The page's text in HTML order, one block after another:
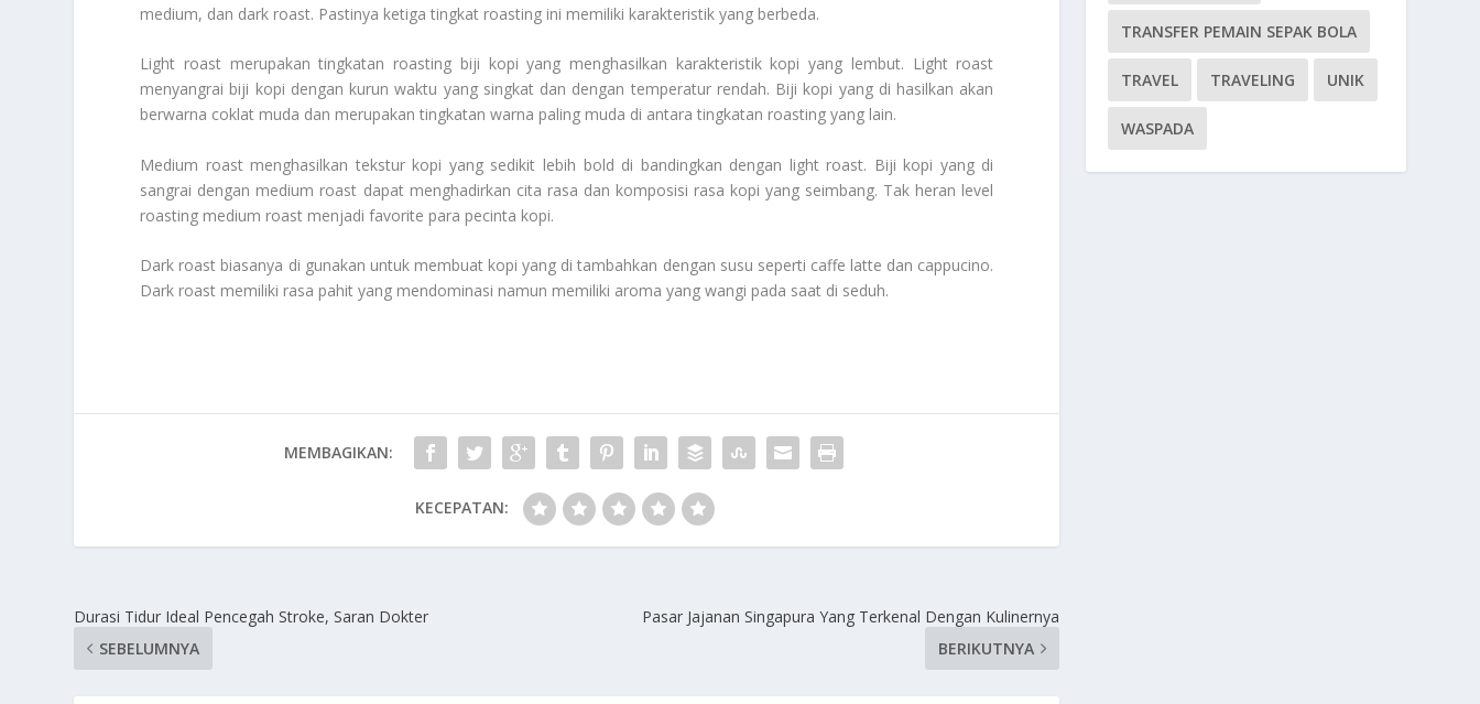
medium, dan dark roast. Pastinya ketiga tingkat roasting ini memiliki karakteristik yang berbeda.
Light roast merupakan tingkatan roasting biji kopi yang menghasilkan karakteristik kopi yang lembut. Light roast
menyangrai biji kopi dengan kurun waktu yang singkat dan dengan temperatur rendah. Biji kopi yang di hasilkan akan
berwarna coklat muda dan merupakan tingkatan warna paling muda di antara tingkatan roasting yang lain.
Medium roast menghasilkan tekstur kopi yang sedikit lebih bold di bandingkan dengan light roast. Biji kopi yang di
sangrai dengan medium roast dapat menghadirkan cita rasa dan komposisi rasa kopi yang seimbang. Tak heran level
roasting medium roast menjadi favorite para pecinta kopi.
Dark roast biasanya di gunakan untuk membuat kopi yang di tambahkan dengan susu seperti caffe latte dan cappucino.
Dark roast memiliki rasa pahit yang mendominasi namun memiliki aroma yang wangi pada saat di seduh.
MEMBAGIKAN:
KECEPATAN:
Durasi Tidur Ideal Pencegah Stroke, Saran Dokter
SEBELUMNYA
Pasar Jajanan Singapura Yang Terkenal Dengan Kulinernya
BERIKUTNYA
TRANSFER PEMAIN SEPAK BOLA
TRAVEL TRAVELING UNIK
WASPADA